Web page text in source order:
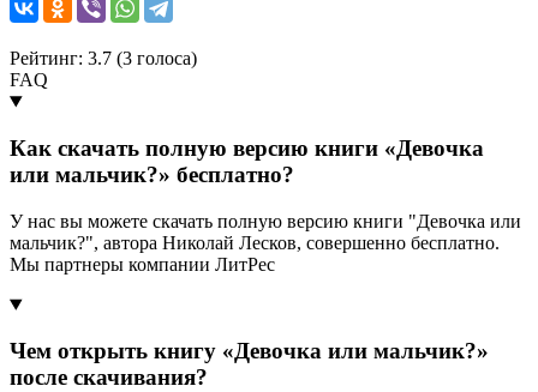
Рейтинг: 3.7 (3 голоса)
FAQ
Как скачать полную версию книги «Девочка
или мальчик?» бесплатно?
У нас вы можете скачать полную версию книги "Девочка или
мальчик?", автора Николай Лесков, совершенно бесплатно.
Мы партнеры компании ЛитРес
Чем открыть книгу «Девочка или мальчик?»
после скачивания?